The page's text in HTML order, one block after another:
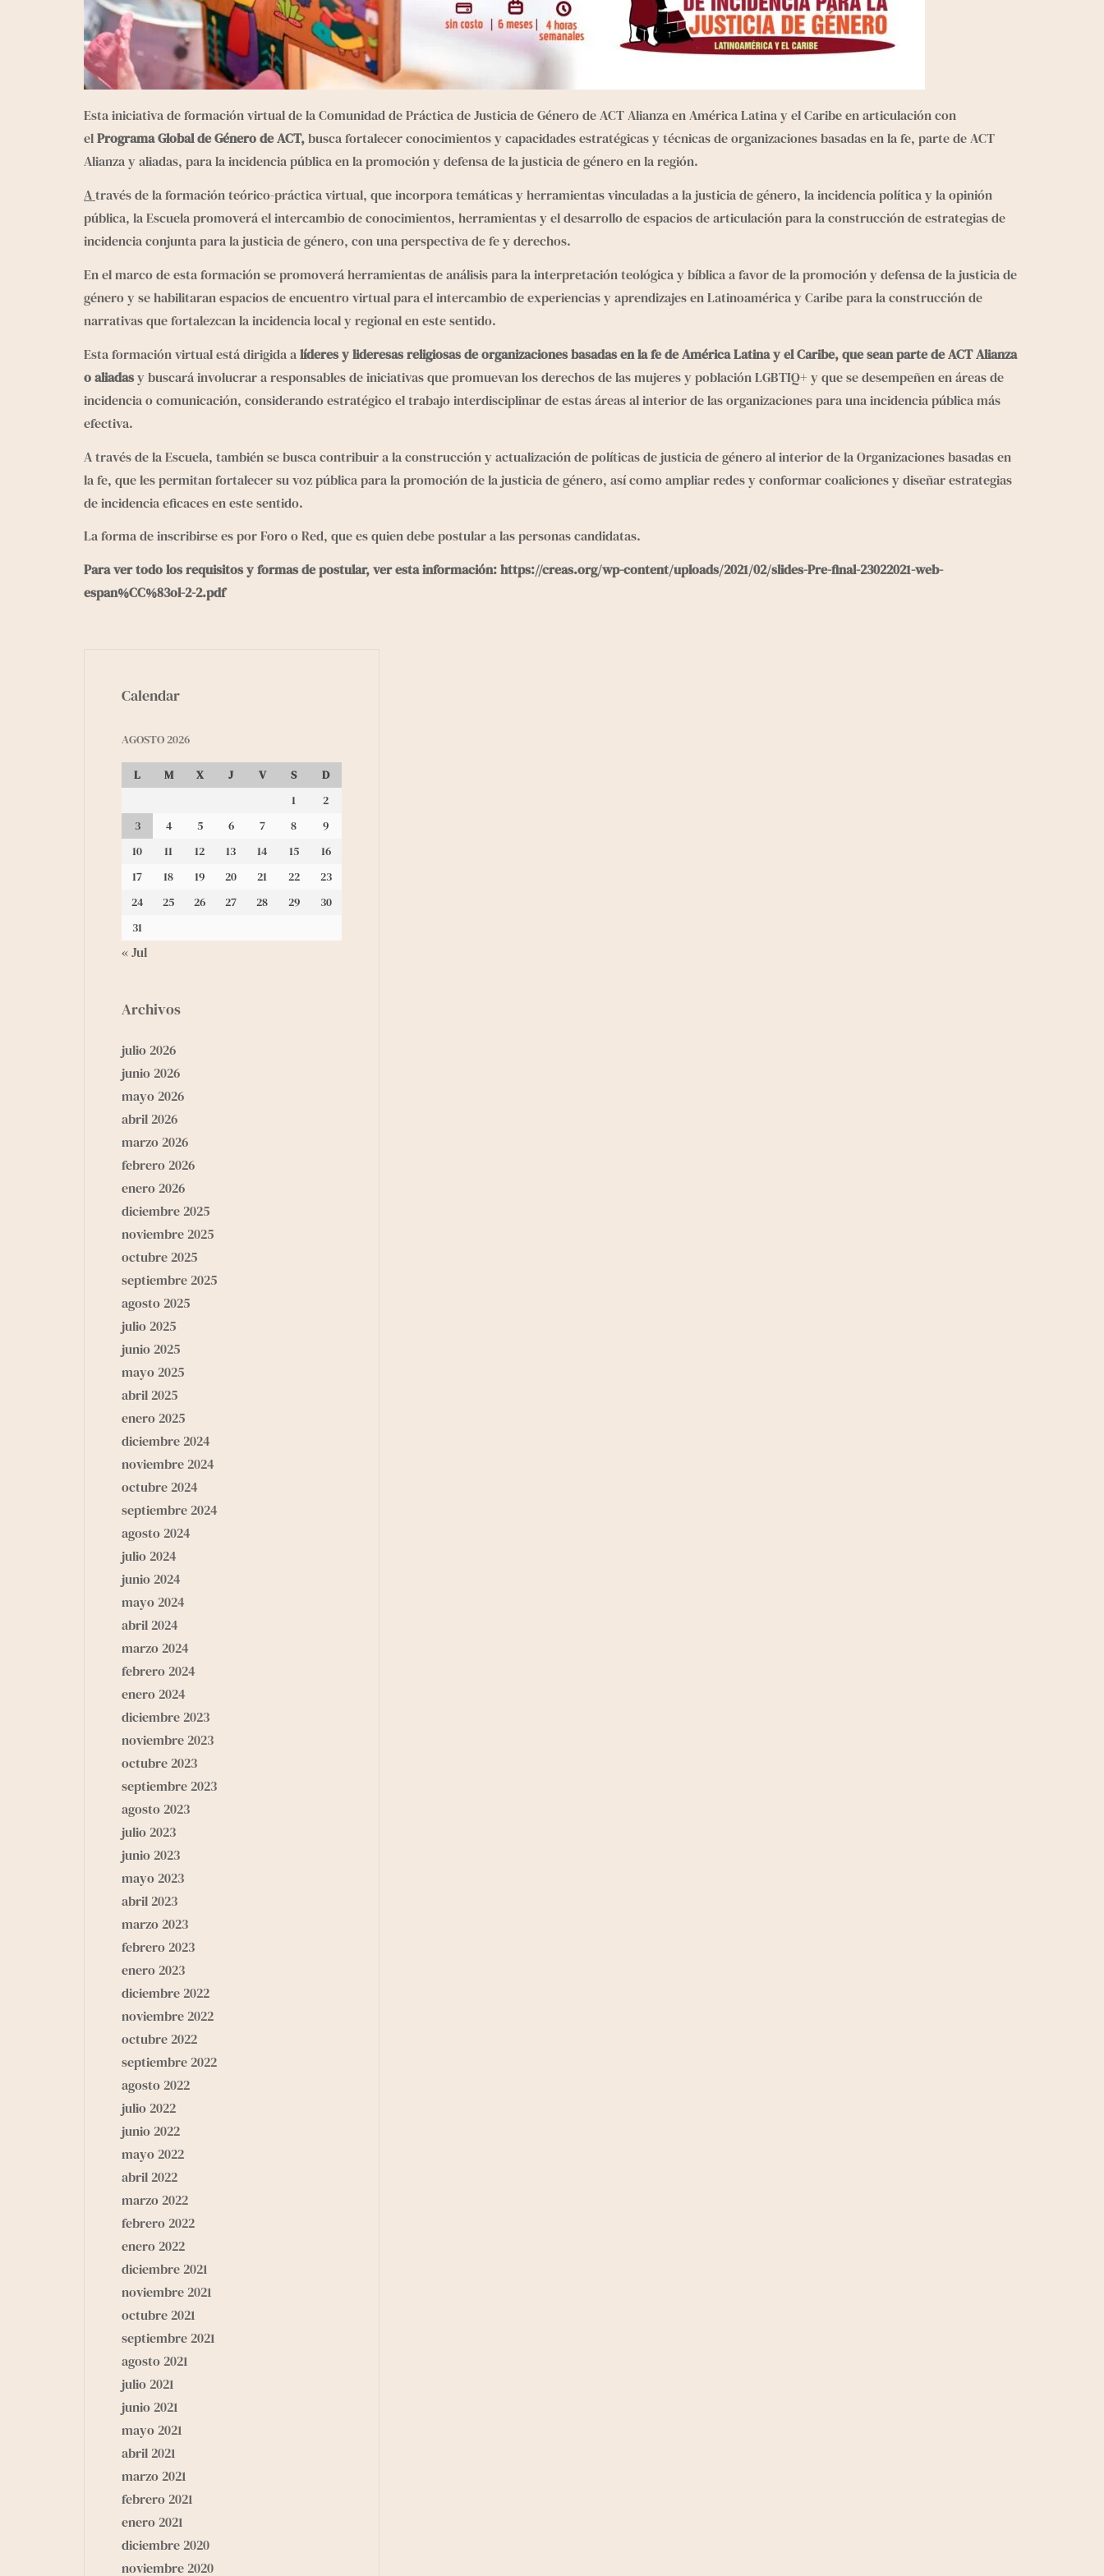
Esta iniciativa de formación virtual de la Comunidad de Práctica de Justicia de Género de ACT Alianza en América Latina y el Caribe en articulación con
el Programa Global de Género de ACT, busca fortalecer conocimientos y capacidades estratégicas y técnicas de organizaciones basadas en la fe, parte de ACT
Alianza y aliadas, para la incidencia pública en la promoción y defensa de la justicia de género en la región.
A través de la formación teórico-práctica virtual, que incorpora temáticas y herramientas vinculadas a la justicia de género, la incidencia política y la opinión
pública, la Escuela promoverá el intercambio de conocimientos, herramientas y el desarrollo de espacios de articulación para la construcción de estrategias de
incidencia conjunta para la justicia de género, con una perspectiva de fe y derechos.
En el marco de esta formación se promoverá herramientas de análisis para la interpretación teológica y bíblica a favor de la promoción y defensa de la justicia de
género y se habilitaran espacios de encuentro virtual para el intercambio de experiencias y aprendizajes en Latinoamérica y Caribe para la construcción de
narrativas que fortalezcan la incidencia local y regional en este sentido.
Esta formación virtual está dirigida a líderes y lideresas religiosas de organizaciones basadas en la fe de América Latina y el Caribe, que sean parte de ACT Alianza
o aliadas y buscará involucrar a responsables de iniciativas que promuevan los derechos de las mujeres y población LGBTIQ+ y que se desempeñen en áreas de
incidencia o comunicación, considerando estratégico el trabajo interdisciplinar de estas áreas al interior de las organizaciones para una incidencia pública más
efectiva.
A través de la Escuela, también se busca contribuir a la construcción y actualización de políticas de justicia de género al interior de la Organizaciones basadas en
la fe, que les permitan fortalecer su voz pública para la promoción de la justicia de género, así como ampliar redes y conformar coaliciones y diseñar estrategias
de incidencia eficaces en este sentido.
La forma de inscribirse es por Foro o Red, que es quien debe postular a las personas candidatas.
Para ver todo los requisitos y formas de postular, ver esta información: https://creas.org/wp-content/uploads/2021/02/slides-Pre-final-23022021-web-
espan%CC%83ol-2-2.pdf
Calendar
AGOSTO 2026
L M X J V S
D
1
2
3
4 5 6 7 8
9
10
11 12 13 14 15
16
17
18 19 20 21 22
23
24
25 26 27 28 29
30
31
« Jul
Archivos
julio 2026
junio 2026
mayo 2026
abril 2026
marzo 2026
febrero 2026
enero 2026
diciembre 2025
noviembre 2025
octubre 2025
septiembre 2025
agosto 2025
julio 2025
junio 2025
mayo 2025
abril 2025
enero 2025
diciembre 2024
noviembre 2024
octubre 2024
septiembre 2024
agosto 2024
julio 2024
junio 2024
mayo 2024
abril 2024
marzo 2024
febrero 2024
enero 2024
diciembre 2023
noviembre 2023
octubre 2023
septiembre 2023
agosto 2023
julio 2023
junio 2023
mayo 2023
abril 2023
marzo 2023
febrero 2023
enero 2023
diciembre 2022
noviembre 2022
octubre 2022
septiembre 2022
agosto 2022
julio 2022
junio 2022
mayo 2022
abril 2022
marzo 2022
febrero 2022
enero 2022
diciembre 2021
noviembre 2021
octubre 2021
septiembre 2021
agosto 2021
julio 2021
junio 2021
mayo 2021
abril 2021
marzo 2021
febrero 2021
enero 2021
diciembre 2020
noviembre 2020